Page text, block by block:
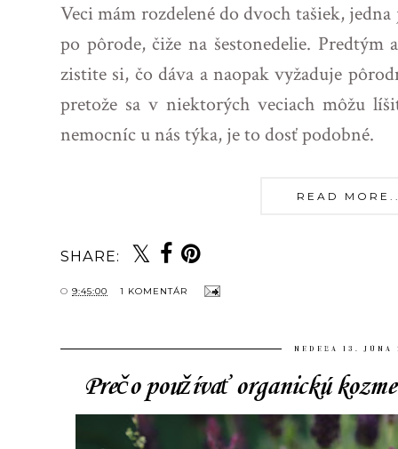
Veci mám rozdelené do dvoch tašiek,
po pôrode, čiže na šestonedelie. Predtým
zistite si, čo dáva a naopak vyžaduje
pretože sa v niektorých veciach môžu
nemocníc u nás týka, je to dosť podobné.
READ
SHARE:
O 9:45:00 1 KOMENTÁR
NEDEĽA 13. JÚNA
Prečo používať organickú